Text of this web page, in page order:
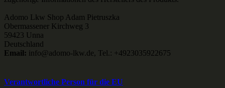
Adomo Lkw Shop Adam Pietruszka
Obermassener Kirchweg 3
59423 Unna
Deutschland
Email: info@adomo-lkw.de, Tel.: +4923035922675
Verantwortliche Person für die EU